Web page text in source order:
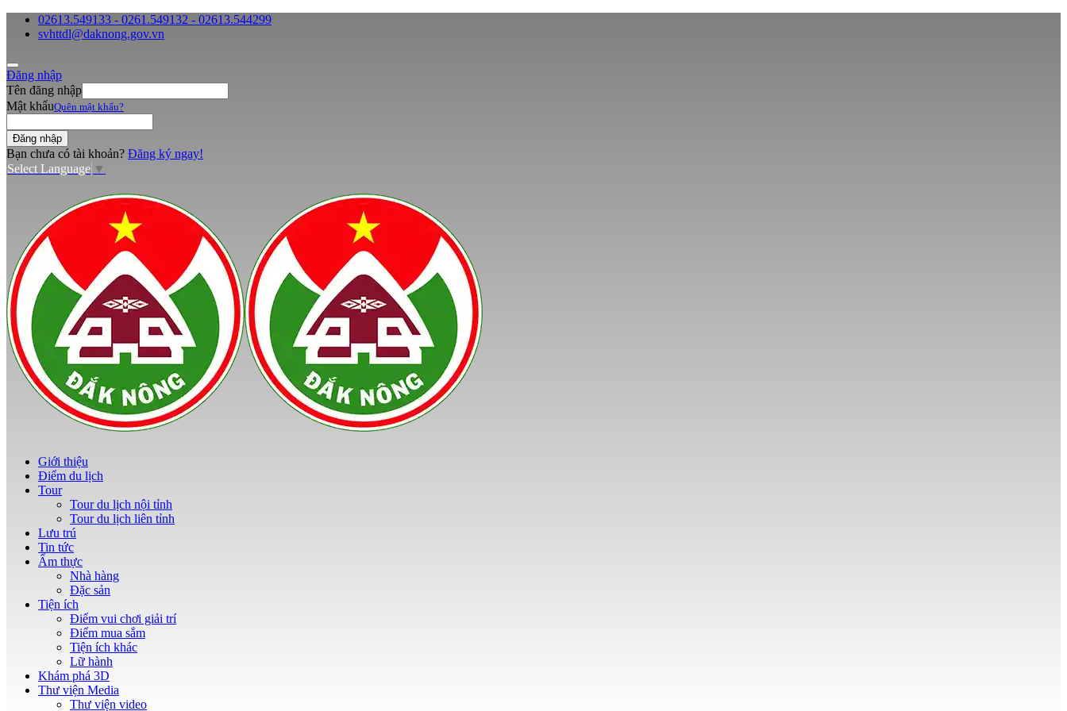
02613.549133 - 0261.549132 - 02613.544299
svhttdl@daknong.gov.vn
Đăng nhập
Tên đăng nhập
Mật khẩuQuên mật khẩu?
Bạn chưa có tài khoản? Đăng ký ngay!
Select Language ▼
Giới thiệu
Điểm du lịch
Tour
Tour du lịch nội tỉnh
Tour du lịch liên tỉnh
Lưu trú
Tin tức
Ẩm thực
Nhà hàng
Đặc sản
Tiện ích
Điểm vui chơi giải trí
Điểm mua sắm
Tiện ích khác
Lữ hành
Khám phá 3D
Thư viện Media
Thư viện video